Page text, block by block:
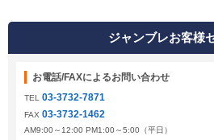
ジャンブレお客様
お電話/FAXによるお問い合わせ
TEL 03-3732-7871
FAX 03-3732-1462
AM9:00～12:00 PM1:00～5:00（平日）